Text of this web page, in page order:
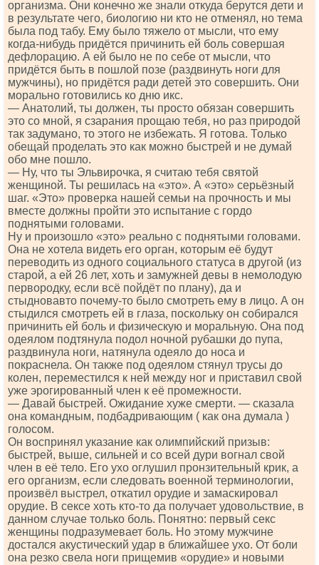
организма. Они конечно же знали откуда берутся дети и
в результате чего, биологию ни кто не отменял, но тема
была под табу. Ему было тяжело от мысли, что ему
когда-нибудь придётся причинить ей боль совершая
дефлорацию. А ей было не по себе от мысли, что
придётся быть в пошлой позе (раздвинуть ноги для
мужчины), но придётся ради детей это совершить. Они
морально готовились ко дню икс.
— Анатолий, ты должен, ты просто обязан совершить
это со мной, я сзарания прощаю тебя, но раз природой
так задумано, то этого не избежать. Я готова. Только
обещай проделать это как можно быстрей и не думай
обо мне пошло.
— Ну, что ты Эльвирочка, я считаю тебя святой
женщиной. Ты решилась на «это». А «это» серьёзный
шаг. «Это» проверка нашей семьи на прочность и мы
вместе должны пройти это испытание с гордо
поднятыми головами.
Ну и произошло «это» реально с поднятыми головами.
Она не хотела видеть его орган, которым её будут
переводить из одного социального статуса в другой (из
старой, а ей 26 лет, хоть и замужней девы в немолодую
первородку, если всё пойдёт по плану), да и
стыдновавто почему-то было смотреть ему в лицо. А он
стыдился смотреть ей в глаза, поскольку он собирался
причинить ей боль и физическую и моральную. Она под
одеялом подтянула подол ночной рубашки до пупа,
раздвинула ноги, натянула одеяло до носа и
покраснела. Он также под одеялом стянул трусы до
колен, переместился к ней между ног и приставил свой
уже эрогированный член к её промежности.
— Давай быстрей. Ожидание хуже смерти. — сказала
она командным, подбадривающим ( как она думала )
голосом.
Он воспринял указание как олимпийский призыв:
быстрей, выше, сильней и со всей дури вогнал свой
член в её тело. Его ухо оглушил пронзительный крик, а
его организм, если следовать военной терминологии,
произвёл выстрел, откатил орудие и замаскировал
орудие. В сексе хоть кто-то да получает удовольствие, в
данном случае только боль. Понятно: первый секс
женщины подразумевает боль. Но этому мужчине
достался акустический удар в ближайшее ухо. От боли
она резко свела ноги прищемив «орудие» и новыми